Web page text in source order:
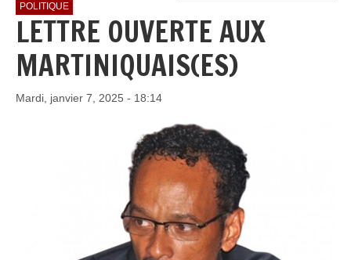
POLITIQUE
LETTRE OUVERTE AUX
MARTINIQUAIS(ES)
Mardi, janvier 7, 2025 - 18:14